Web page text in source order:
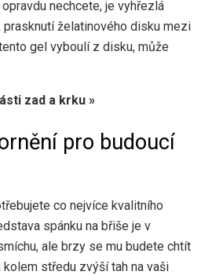
nechcete, je vyhřezlá
prasknutí želatinového disku mezi
gel vyboulí z disku, může
zad a krku »
pro budoucí
co nejvíce kvalitního
spánku na břiše je v
ale brzy se mu budete chtít
kolem středu zvýší tah na vaši